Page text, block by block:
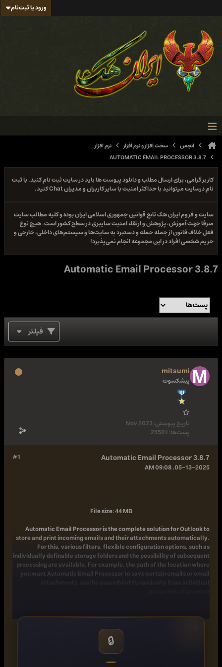
ورود یا ثبت‌نام
انجمن سخت افزار و نرم افزار
نرم افزار
AUTOMATIC EMAIL PROCESSOR 3.8.7
کاربر گرامی، برای ارسال مطلب و دانلود پیوست ها باید در سایتثبت نامکنید. با ثبت
نام درسایت میتوانید با حداکثر امنیت با سایر کاربران و مدیران Chat کنید.
سایت و فروم ایران هک تابع قوانین جمهوری اسلامی ایران بوده و کلیه مطالب سایت
صرفا جهت آموزش، پژوهش و ارتقاء امنیت سایبری در سطح کشور است. هیچ نوع
فعل خلاف قانون از جمله حمله و دستبرد به سایت‌ها و سیستم‌های داخلی، خارجی و
حریم شخصی افراد در این مجموعه انجام نمی‌پذیرد!
Automatic Email Processor 3.8.7
فیلتر
mitsumi
پیشکسوت
تاریخ پیوستن:Nov 2023
پست‌ها: 25501
#1 Automatic Email Processor 3.8.7
05-13-2025, 09:08 AM
File size: 44 MB
Automatic Email Processor is the complete solution for Outlook to
store and print incoming emails and their attachments automatically.
For this, various filters, flexible configuration options, such as
individually definable storage folders and the possibility of subsequent
processing are available. For example, the path of the location where
you want Automatic Email Processor to save certain emails or email
For storing email messages, inter alia, the output format can be
specified (for example, PDF, RTF, or HTML). The Outlook message
format (MSG files) is for example particularly suitable to back up e-
mails. The program supports the creation of an unlimited number of
rules to allow separate settings for different email accounts. Rules
can be additionally applied to emails of a specific time period or to any
🔒